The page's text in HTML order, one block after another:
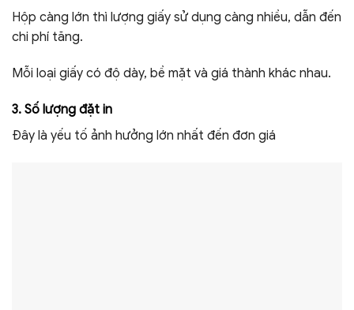
Hộp càng lớn thì lượng giấy sử dụng càng nhiều, dẫn đến
chi phí tăng.
Mỗi loại giấy có độ dày, bề mặt và giá thành khác nhau.
3. Số lượng đặt in
Đây là yếu tố ảnh hưởng lớn nhất đến đơn giá